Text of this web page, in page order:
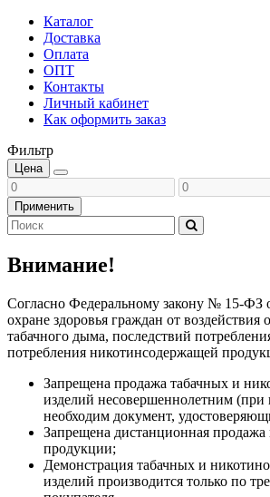
Каталог
Доставка
Оплата
ОПТ
Контакты
Личный кабинет
Как оформить заказ
Фильтр
Цена
Применить
Внимание!
Согласно Федеральному закону № 15-ФЗ
охране здоровья граждан от
табачного дыма, последствий
потребления никотинсодержащей
Запрещена продажа табачных и
изделий несовершеннолетним (при
необходим документ,
Запрещена дистанционная
продукции;
Демонстрация табачных и
изделий производится только по